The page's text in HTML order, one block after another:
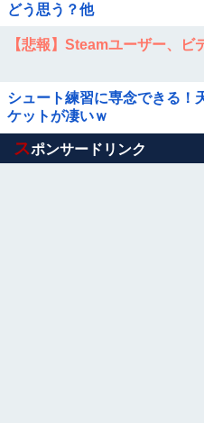
どう思う？他
【悲報】Steamユーザー、
シュート練習に専念できる！
ケットが凄いｗ
Powered by livedoor 相互RSS
スポンサードリンク